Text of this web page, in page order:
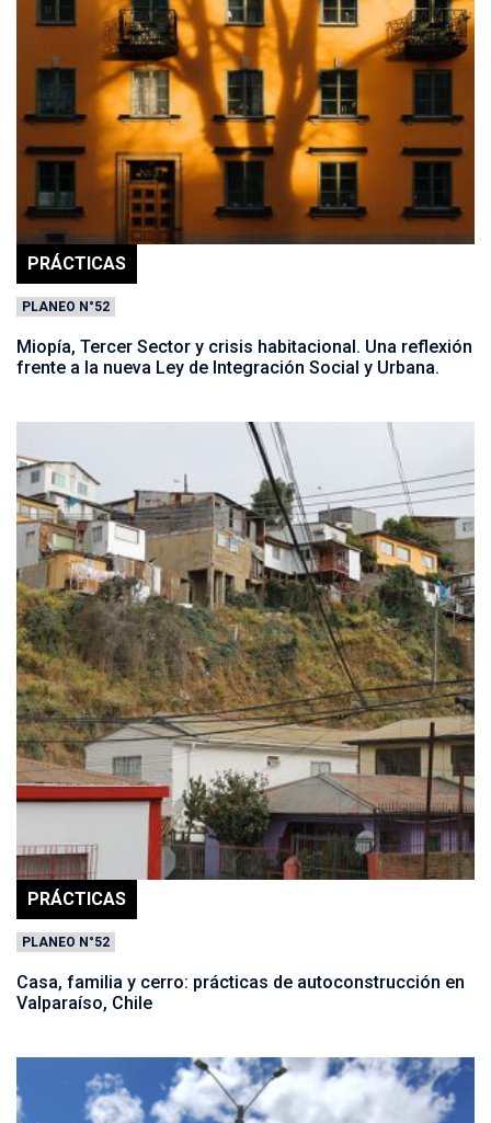
PRÁCTICAS
PLANEO N°52
Miopía, Tercer Sector y crisis habitacional. Una reflexión
frente a la nueva Ley de Integración Social y Urbana.
PRÁCTICAS
PLANEO N°52
Casa, familia y cerro: prácticas de autoconstrucción en
Valparaíso, Chile